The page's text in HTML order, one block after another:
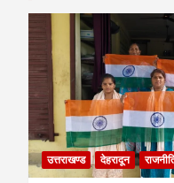
उत्तराखण्ड देहरादून